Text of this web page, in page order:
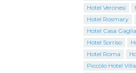
Hotel Veronesi
Hotel Rosmary
Hotel Casa
Hotel Sorriso
Hotel Roma
Piccolo Hotel